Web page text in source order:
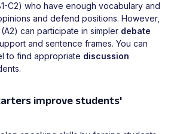
C2) who have enough vocabulary and
and defend positions. However,
can participate in simpler debate
and sentence frames. You can
to find appropriate discussion
improve students'